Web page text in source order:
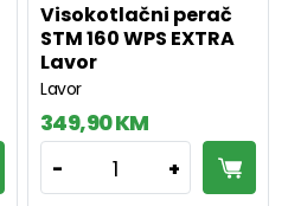
Visokotlačni perač
STM 160 WPS EXTRA
Lavor
Lavor
349,90 KM
- 1 +